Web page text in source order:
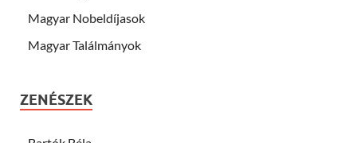
Magyar Nobeldíjasok
Magyar Találmányok
ZENÉSZEK